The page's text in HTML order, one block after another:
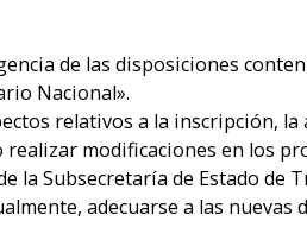
de las disposiciones
Nacional».
relativos a la inscripción, la
realizar modificaciones en los
Subsecretaría de Estado de
adecuarse a las nuevas